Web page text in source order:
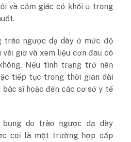
và cảm giác có khối u trong
trào ngược dạ dày ở mức độ
vài giờ và xem liệu cơn đau có
Nếu tình trạng trở nên
tiếp tục trong thời gian dài
bác sĩ hoặc đến các cơ sở y tế
do trào ngược dạ dày
coi là một trường hợp cấp